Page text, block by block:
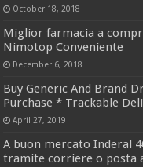
October 18, 2018
Miglior farmacia a
Nimotop Conveniente
December 6, 2018
Buy Generic And Brand
Purchase * Trackable
April 27, 2019
A buon mercato Inderal
tramite corriere o posta